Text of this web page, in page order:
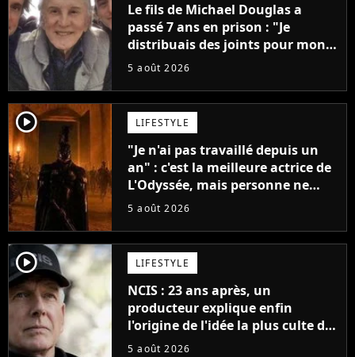
Le fils de Michael Douglas a
passé 7 ans en prison : "Je
distribuais des joints pour mon
père"
5 août 2026
player2 LIFESTYLE
"Je n'ai pas travaillé depuis un
an" : c'est la meilleure actrice de
L'Odyssée, mais personne ne
veut lui donner de rôle au
5 août 2026
player2 LIFESTYLE
NCIS : 23 ans après, un
producteur explique enfin
l'origine de l'idée la plus culte de
la série (et on ne parle pas du
5 août 2026